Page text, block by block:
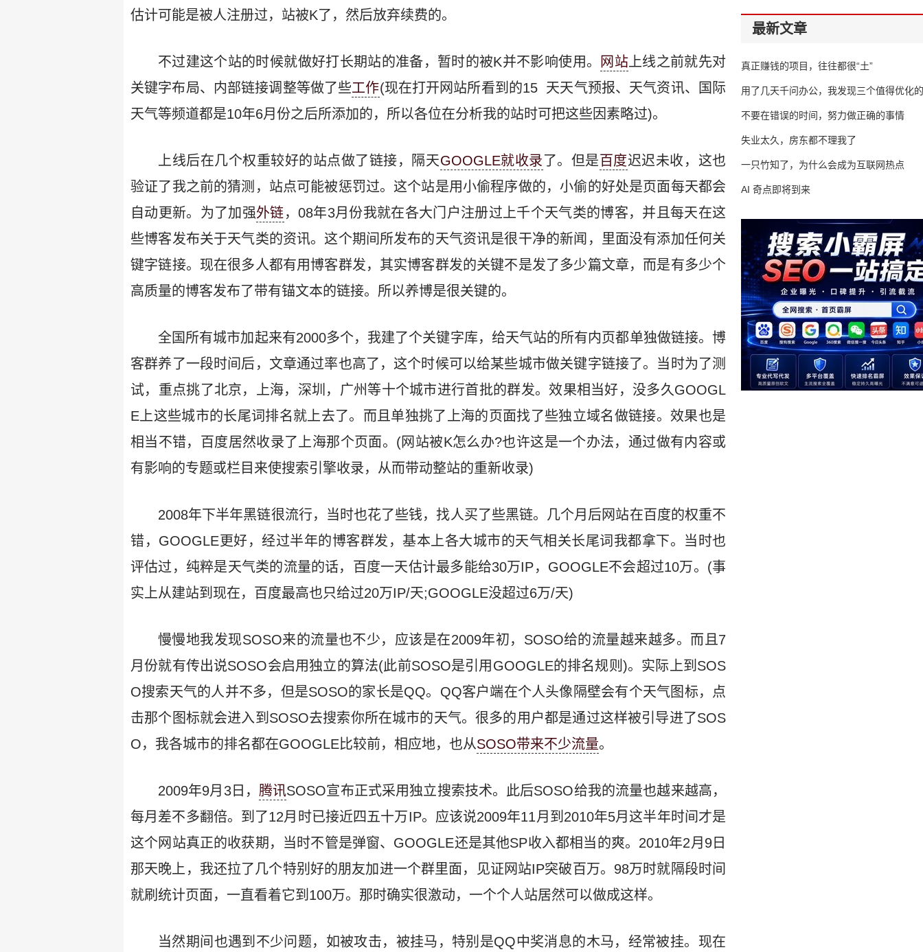
估计可能是被人注册过，站被K了，然后放弃续费的。
不过建这个站的时候就做好打长期站的准备，暂时的被K并不影响使用。 网站上线之前就先对
关键字布局、内部链接调整等做了些工作(现在打开网站所看到的15 天天气预报、天气资讯、国际
天气等频道都是10年6月份之后所添加的，所以各位在分析我的站时可把这些因素略过)。
上线后在几个权重较好的站点做了链接，隔天GOOGLE就收录了。但是 百度迟迟未收，这也
验证了我之前的猜测，站点可能被惩罚过。这个站是用小偷程序做的，小偷的好处是页面每天都会
自动更新。为了加强外链 ，08年3月份我就在各大门户注册过上千个天气类的博客，并且每天在这
些博客发布关于天气类的资讯。这个期间所发布的天气资讯是很干净的新闻，里面没有添加任何关
键字链接。现在很多人都有用博客群发，其实博客群发的关键不是发了多少篇文章，而是有多少个
高质量的博客发布了带有锚文本的链接。所以养博是很关键的。
全国所有城市加起来有2000多个，我建了个关键字库，给天气站的所有内页都单独做链接。博
客群养了一段时间后，文章通过率也高了，这个时候可以给某些城市做关键字链接了。当时为了测
试，重点挑了北京，上海，深圳，广州等十个城市进行首批的群发。效果相当好，没多久GOOGL
E上这些城市的长尾词排名就上去了。而且单独挑了上海的页面找了些独立域名做链接。效果也是
相当不错，百度居然收录了上海那个页面。(网站被K怎么办?也许这是一个办法，通过做有内容或
有影响的专题或栏目来使搜索引擎收录，从而带动整站的重新收录)
2008年下半年黑链很流行，当时也花了些钱，找人买了些黑链。几个月后网站在百度的权重不
错，GOOGLE更好，经过半年的博客群发，基本上各大城市的天气相关长尾词我都拿下。当时也
评估过，纯粹是天气类的流量的话，百度一天估计最多能给30万IP，GOOGLE不会超过10万。(事
实上从建站到现在，百度最高也只给过20万IP/天;GOOGLE没超过6万/天)
慢慢地我发现SOSO来的流量也不少，应该是在2009年初，SOSO给的流量越来越多。而且7
月份就有传出说SOSO会启用独立的算法(此前SOSO是引用GOOGLE的排名规则)。实际上到SOS
O搜索天气的人并不多，但是SOSO的家长是QQ。QQ客户端在个人头像隔壁会有个天气图标，点
击那个图标就会进入到SOSO去搜索你所在城市的天气。很多的用户都是通过这样被引导进了SOS
O，我各城市的排名都在GOOGLE比较前，相应地，也从SOSO带来不少流量。
2009年9月3日， 腾讯SOSO宣布正式采用独立搜索技术。此后SOSO给我的流量也越来越高，
每月差不多翻倍。到了12月时已接近四五十万IP。应该说2009年11月到2010年5月这半年时间才是
这个网站真正的收获期，当时不管是弹窗、GOOGLE还是其他SP收入都相当的爽。2010年2月9日
那天晚上，我还拉了几个特别好的朋友加进一个群里面，见证网站IP突破百万。98万时就隔段时间
就刷统计页面，一直看着它到100万。那时确实很激动，一个个人站居然可以做成这样。
当然期间也遇到不少问题，如被攻击，被挂马，特别是QQ中奖消息的木马，经常被挂。现在
最新文章
真正赚钱的项目，往往都很“土”
用了几天千问办公，我发现三个值得优化
不要在错误的时间，努力做正确的事情
失业太久，房东都不理我了
一只竹知了，为什么会成为互联网热点
AI 奇点即将到来